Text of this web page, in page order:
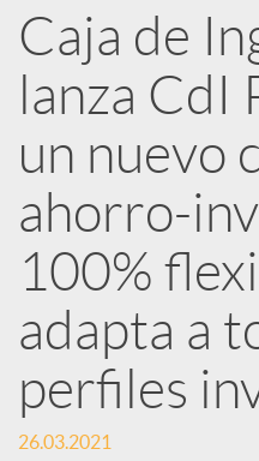
b
l
i
c
a
d
Caja de
lanza CdI
un nuevo
ahorro-
100%
adapta a
perfiles
26.03.2021